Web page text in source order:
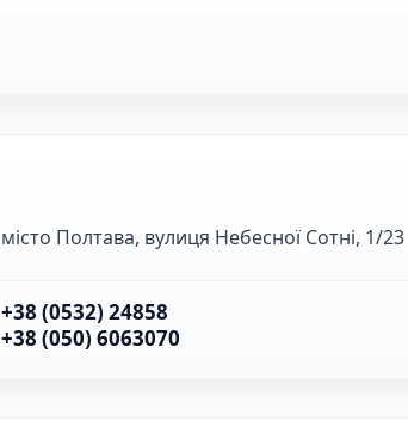
місто Полтава, вулиця Небесної Сотні, 1/23
+38 (0532) 24858
+38 (050) 6063070